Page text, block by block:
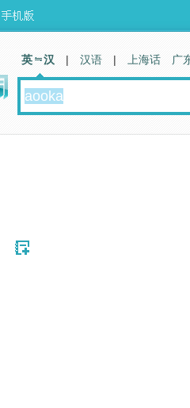
英 汉 | 汉语 | 上海话 广